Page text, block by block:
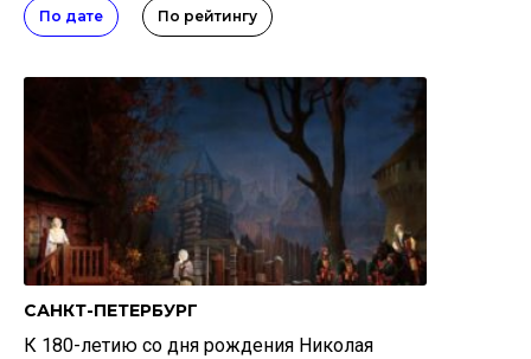
По дате По рейтингу
САНКТ-ПЕТЕРБУРГ
К 180-летию со дня рождения Николая